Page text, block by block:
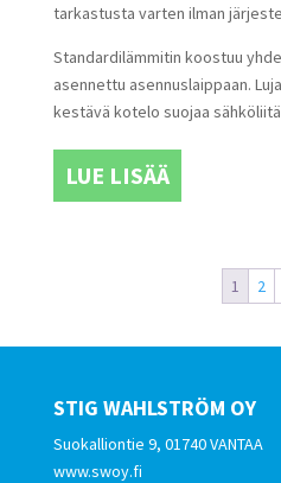
tarkastusta varten ilman
Standardilämmitin koostuu
asennettu asennuslaippaan.
kestävä kotelo suojaa
LUE LISÄÄ
1 2
STIG WAHLSTRÖM OY
Suokalliontie 9, 01740 VANTAA
www.swoy.fi